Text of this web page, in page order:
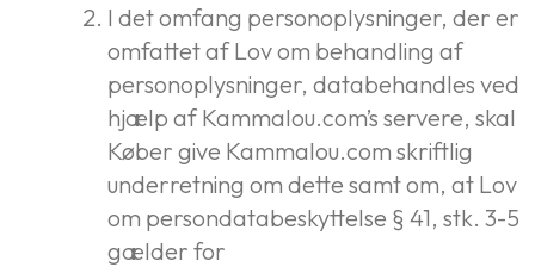
I det omfang personoplysninger, der er
omfattet af Lov om behandling af
personoplysninger, databehandles ved
hjælp af Kammalou.com’s servere, skal
Køber give Kammalou.com skriftlig
underretning om dette samt om, at Lov
om persondatabeskyttelse § 41, stk. 3-5
gælder for